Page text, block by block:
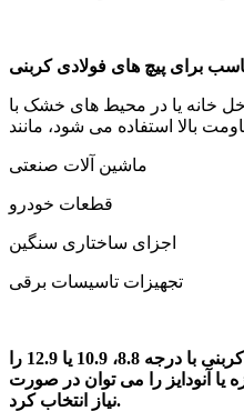
برای پیچ های فولادی کربنی
خانه یا در محیط های خشک با
ماشین آلات صنعتی
قطعات خودرو
اجزای ساختاری سنگین
تجهیزات تاسیسات برقی
ما توصیه می کنیم پیچ های فولاد کربنی با درجه 8.8، 10.9 یا 12.9 را
یا آنودایز را می توان در صورت
نیاز انتخاب کرد.